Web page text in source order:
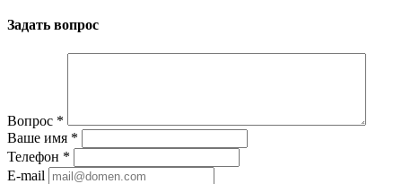
Задать вопрос
Вопрос *
Ваше имя *
Телефон *
E-mail